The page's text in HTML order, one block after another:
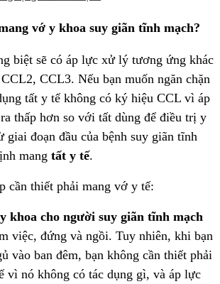
vớ y khoa suy giãn tĩnh mạch?
biệt sẽ có áp lực xử lý tương ứng khác
CCL3. Nếu bạn muốn ngăn chặn
tất y tế không có ký hiệu CCL vì áp
thấp hơn so với tất dùng để điều trị y
giai đoạn đầu của bệnh suy giãn tĩnh
mang tất y tế.
cần thiết phải mang vớ y tế:
khoa cho người suy giãn tĩnh mạch
việc, đứng và ngồi. Tuy nhiên, khi bạn
vào ban đêm, bạn không cần thiết phải
vì nó không có tác dụng gì, và áp lực